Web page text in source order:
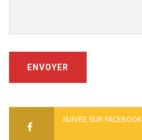
ENVOYER
SUIVRE SUR FACEBOOK